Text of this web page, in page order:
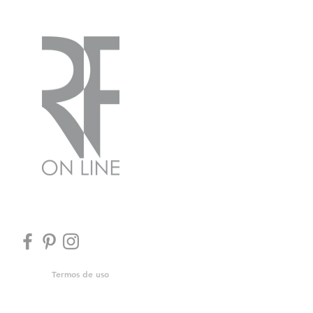
Termos de uso